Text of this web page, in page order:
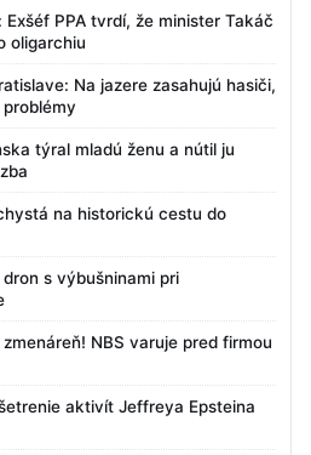
PPA tvrdí, že minister Takáč
oligarchiu
Na jazere zasahujú hasiči,
týral mladú ženu a nútil ju
na historickú cestu do
s výbušninami pri
NBS varuje pred firmou
aktivít Jeffreya Epsteina